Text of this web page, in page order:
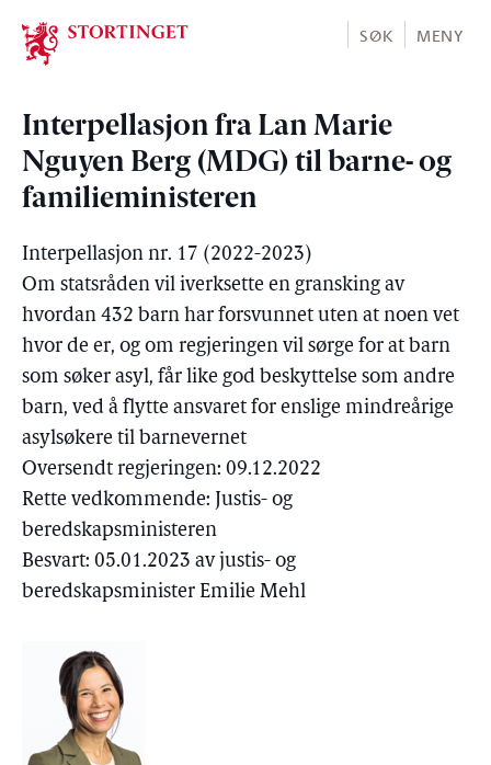
Stortinget.no
SØK MENY
Interpellasjon fra Lan Marie
Nguyen Berg (MDG) til barne- og
familieministeren
Interpellasjon nr. 17 (2022-2023)
Om statsråden vil iverksette en gransking av
hvordan 432 barn har forsvunnet uten at noen vet
hvor de er, og om regjeringen vil sørge for at barn
som søker asyl, får like god beskyttelse som andre
barn, ved å flytte ansvaret for enslige mindreårige
asylsøkere til barnevernet
Oversendt regjeringen: 09.12.2022
Rette vedkommende: Justis- og
beredskapsministeren
Besvart: 05.01.2023 av justis- og
beredskapsminister Emilie Mehl